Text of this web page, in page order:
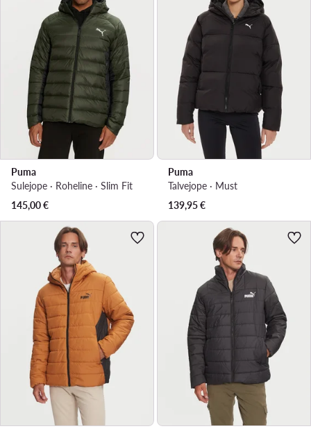
Puma
Sulejope · Roheline · Slim Fit
145,00€
Puma
Talvejope · Must
139,95€